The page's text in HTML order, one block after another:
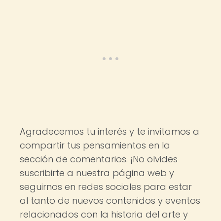
Agradecemos tu interés y te invitamos a
compartir tus pensamientos en la
sección de comentarios. ¡No olvides
suscribirte a nuestra página web y
seguirnos en redes sociales para estar
al tanto de nuevos contenidos y eventos
relacionados con la historia del arte y